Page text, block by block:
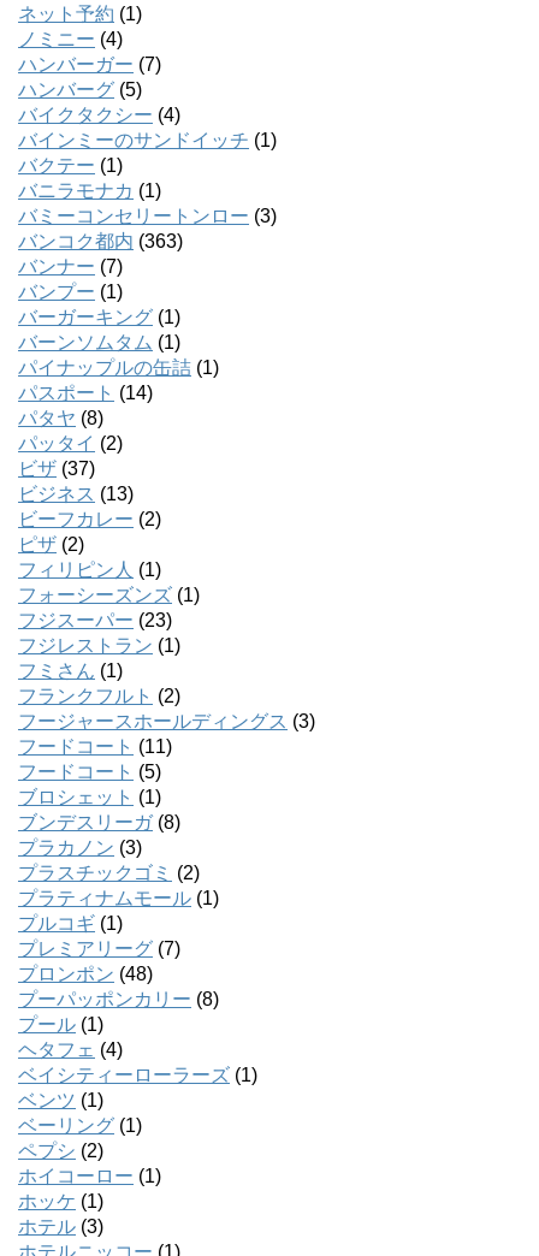
ネット予約 (1)
ノミニー (4)
ハンバーガー (7)
ハンバーグ (5)
バイクタクシー (4)
バインミーのサンドイッチ (1)
バクテー (1)
バニラモナカ (1)
バミーコンセリートンロー (3)
バンコク都内 (363)
バンナー (7)
バンプー (1)
バーガーキング (1)
バーンソムタム (1)
パイナップルの缶詰 (1)
パスポート (14)
パタヤ (8)
パッタイ (2)
ビザ (37)
ビジネス (13)
ビーフカレー (2)
ピザ (2)
フィリピン人 (1)
フォーシーズンズ (1)
フジスーパー (23)
フジレストラン (1)
フミさん (1)
フランクフルト (2)
フージャースホールディングス (3)
フードコート (11)
フードコート (5)
ブロシェット (1)
ブンデスリーガ(8)
プラカノン (3)
プラスチックゴミ (2)
プラティナムモール (1)
プルコギ (1)
プレミアリーグ (7)
プロンポン (48)
プーパッポンカリー (8)
プール (1)
ヘタフェ (4)
ベイシティーローラーズ (1)
ベンツ (1)
ベーリング (1)
ペプシ (2)
ホイコーロー (1)
ホッケ (1)
ホテル (3)
ホテルニッコー (1)